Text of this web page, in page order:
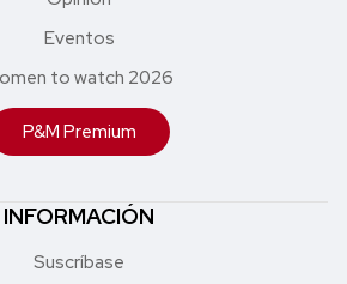
Eventos
to watch 2026
P&M Premium
INFORMACIÓN
Suscríbase